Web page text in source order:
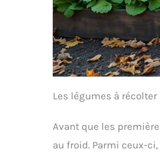
Les légumes à
Avant que les
au froid. Parmi ceux-